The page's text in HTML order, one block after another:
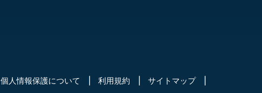
個人情報保護について 利用規約 サイトマップ